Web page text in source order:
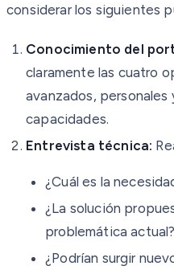
considerar los siguientes
Conocimiento del
claramente las cuatro
avanzados,
capacidades.
Entrevista técnica:
¿Cuál es la
¿La solución
problemática actual?
¿Podrían surgir